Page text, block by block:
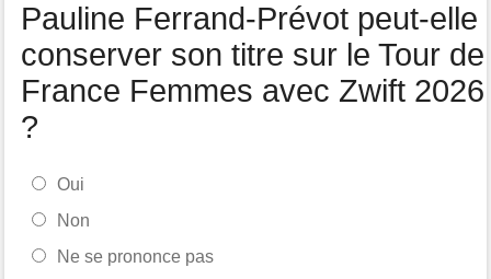
semaine
Pauline Ferrand-Prévot peut-elle
conserver son titre sur le Tour de
France Femmes avec Zwift 2026
?
Oui
Non
Ne se prononce pas